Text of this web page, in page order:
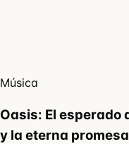
Música
Oasis: El esperado
y la eterna